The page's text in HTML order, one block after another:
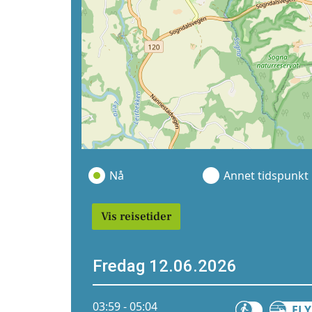
Nå Annet tidspunkt
Vis reisetider
Fredag 12.06.2026
03:59 - 05:04